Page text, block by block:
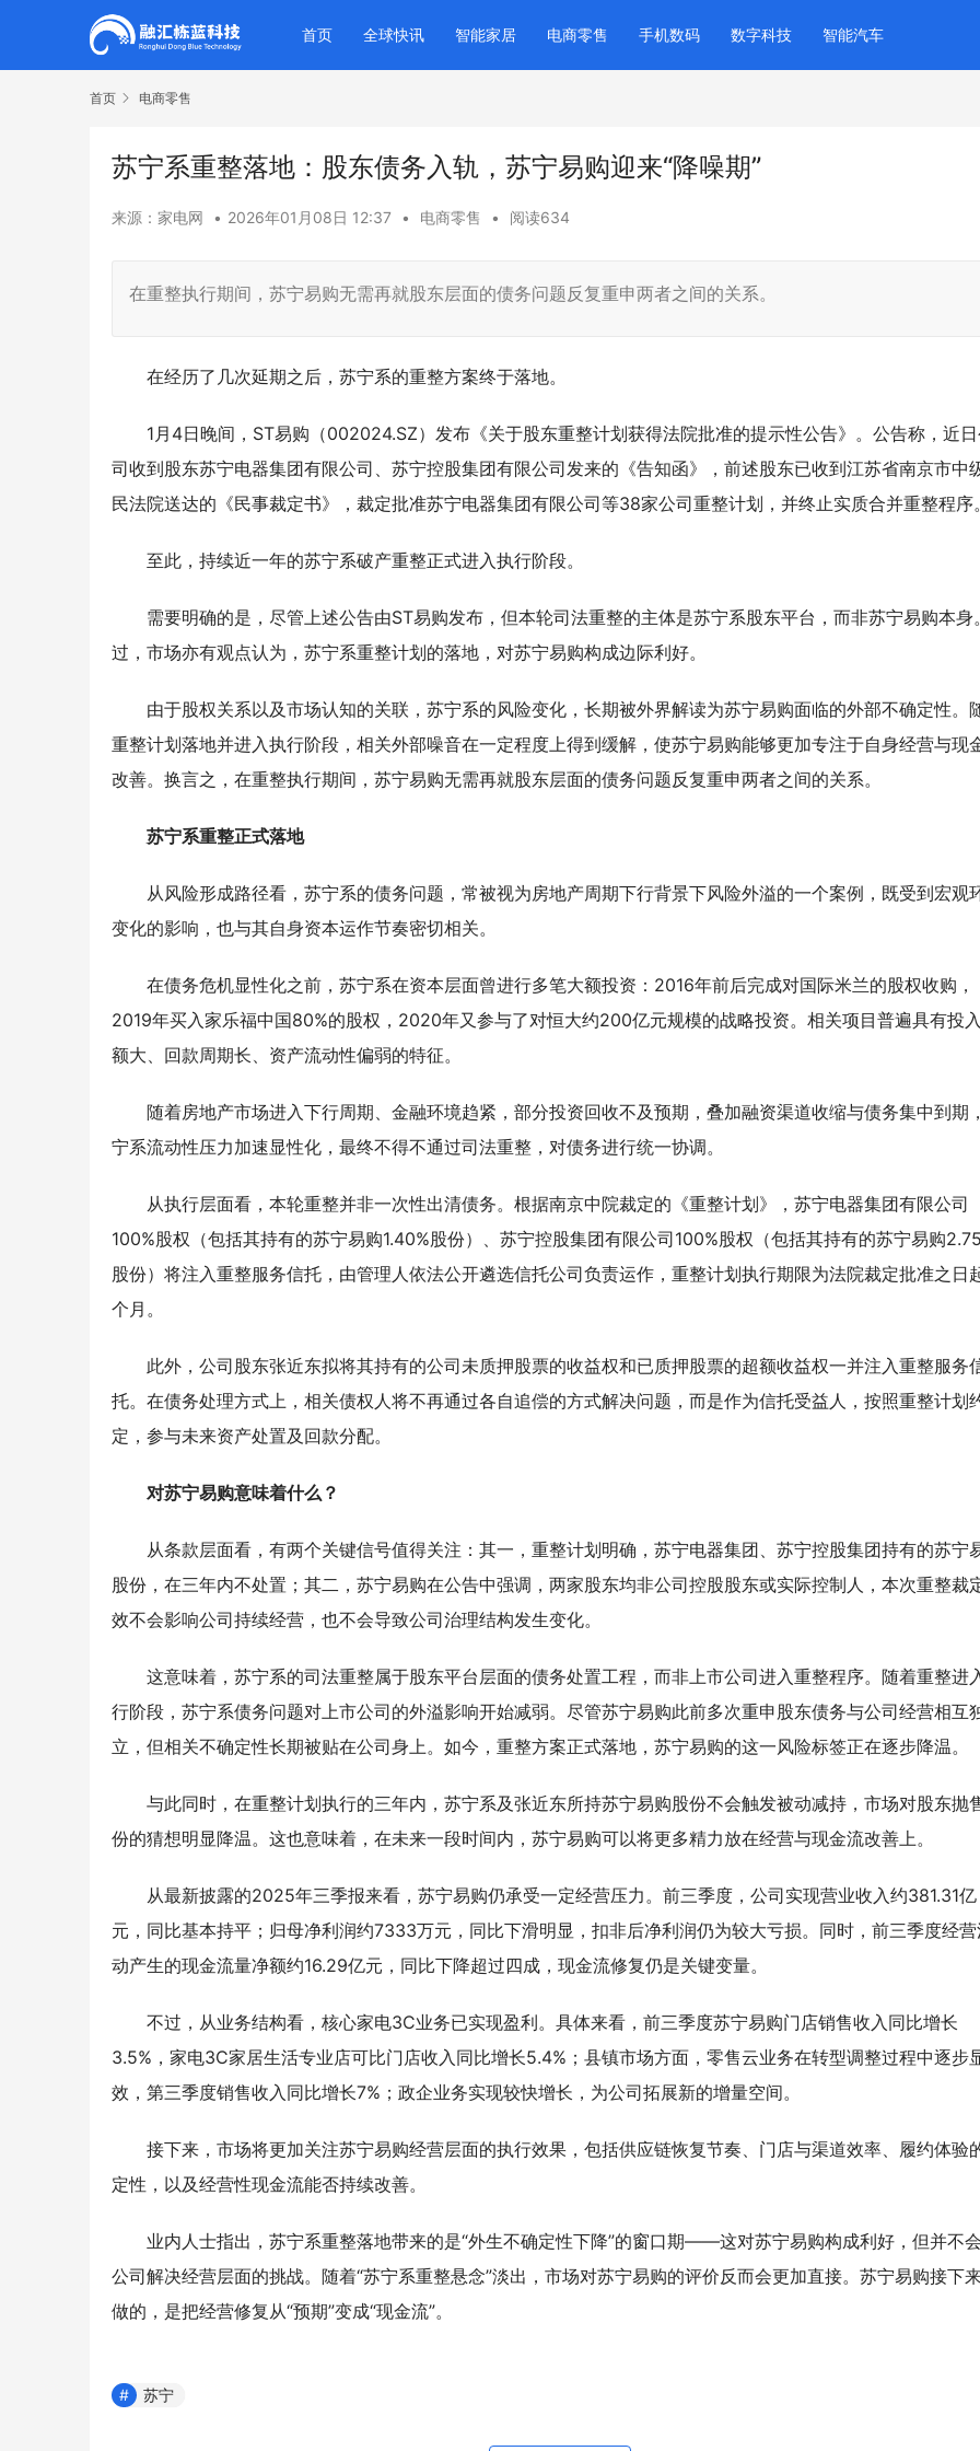
首页 全球快讯 智能家居 电商零售 手机数码 数字科技 智能汽车
首页 电商零售
苏宁系重整落地：股东债务入轨，苏宁易购迎来“降噪期”
来源：家电网 • 2026年01月08日 12:37 • 电商零售 • 阅读634
在重整执行期间，苏宁易购无需再就股东层面的债务问题反复重申两者之间的关系。
在经历了几次延期之后，苏宁系的重整方案终于落地。
1月4日晚间，ST易购（002024.SZ）发布《关于股东重整计划获得法院批准的提示性公告》。公告称，近
司收到股东苏宁电器集团有限公司、苏宁控股集团有限公司发来的《告知函》，前述股东已收到江苏省南京市中
民法院送达的《民事裁定书》，裁定批准苏宁电器集团有限公司等38家公司重整计划，并终止实质合并重整程序。
至此，持续近一年的苏宁系破产重整正式进入执行阶段。
需要明确的是，尽管上述公告由ST易购发布，但本轮司法重整的主体是苏宁系股东平台，而非苏宁易购本身
过，市场亦有观点认为，苏宁系重整计划的落地，对苏宁易购构成边际利好。
由于股权关系以及市场认知的关联，苏宁系的风险变化，长期被外界解读为苏宁易购面临的外部不确定性。
重整计划落地并进入执行阶段，相关外部噪音在一定程度上得到缓解，使苏宁易购能够更加专注于自身经营与现
改善。换言之，在重整执行期间，苏宁易购无需再就股东层面的债务问题反复重申两者之间的关系。
苏宁系重整正式落地
从风险形成路径看，苏宁系的债务问题，常被视为房地产周期下行背景下风险外溢的一个案例，既受到宏观
变化的影响，也与其自身资本运作节奏密切相关。
在债务危机显性化之前，苏宁系在资本层面曾进行多笔大额投资：2016年前后完成对国际米兰的股权收购，
2019年买入家乐福中国80%的股权，2020年又参与了对恒大约200亿元规模的战略投资。相关项目普遍具有投
额大、回款周期长、资产流动性偏弱的特征。
随着房地产市场进入下行周期、金融环境趋紧，部分投资回收不及预期，叠加融资渠道收缩与债务集中到期
宁系流动性压力加速显性化，最终不得不通过司法重整，对债务进行统一协调。
从执行层面看，本轮重整并非一次性出清债务。根据南京中院裁定的《重整计划》，苏宁电器集团有限公司
100%股权（包括其持有的苏宁易购1.40%股份）、苏宁控股集团有限公司100%股权（包括其持有的苏宁易购
股份）将注入重整服务信托，由管理人依法公开遴选信托公司负责运作，重整计划执行期限为法院裁定批准之日
个月。
此外，公司股东张近东拟将其持有的公司未质押股票的收益权和已质押股票的超额收益权一并注入重整服务
托。在债务处理方式上，相关债权人将不再通过各自追偿的方式解决问题，而是作为信托受益人，按照重整计划
定，参与未来资产处置及回款分配。
对苏宁易购意味着什么？
从条款层面看，有两个关键信号值得关注：其一，重整计划明确，苏宁电器集团、苏宁控股集团持有的苏宁
股份，在三年内不处置；其二，苏宁易购在公告中强调，两家股东均非公司控股股东或实际控制人，本次重整裁
效不会影响公司持续经营，也不会导致公司治理结构发生变化。
这意味着，苏宁系的司法重整属于股东平台层面的债务处置工程，而非上市公司进入重整程序。随着重整进
行阶段，苏宁系债务问题对上市公司的外溢影响开始减弱。尽管苏宁易购此前多次重申股东债务与公司经营相互
立，但相关不确定性长期被贴在公司身上。如今，重整方案正式落地，苏宁易购的这一风险标签正在逐步降温。
与此同时，在重整计划执行的三年内，苏宁系及张近东所持苏宁易购股份不会触发被动减持，市场对股东抛
份的猜想明显降温。这也意味着，在未来一段时间内，苏宁易购可以将更多精力放在经营与现金流改善上。
从最新披露的2025年三季报来看，苏宁易购仍承受一定经营压力。前三季度，公司实现营业收入约381.31亿
元，同比基本持平；归母净利润约7333万元，同比下滑明显，扣非后净利润仍为较大亏损。同时，前三季度经
动产生的现金流量净额约16.29亿元，同比下降超过四成，现金流修复仍是关键变量。
不过，从业务结构看，核心家电3C业务已实现盈利。具体来看，前三季度苏宁易购门店销售收入同比增长
3.5%，家电3C家居生活专业店可比门店收入同比增长5.4%；县镇市场方面，零售云业务在转型调整过程中逐步
效，第三季度销售收入同比增长7%；政企业务实现较快增长，为公司拓展新的增量空间。
接下来，市场将更加关注苏宁易购经营层面的执行效果，包括供应链恢复节奏、门店与渠道效率、履约体验
定性，以及经营性现金流能否持续改善。
业内人士指出，苏宁系重整落地带来的是“外生不确定性下降”的窗口期——这对苏宁易购构成利好，但并不
公司解决经营层面的挑战。随着“苏宁系重整悬念”淡出，市场对苏宁易购的评价反而会更加直接。苏宁易购接下
做的，是把经营修复从“预期”变成“现金流”。
苏宁